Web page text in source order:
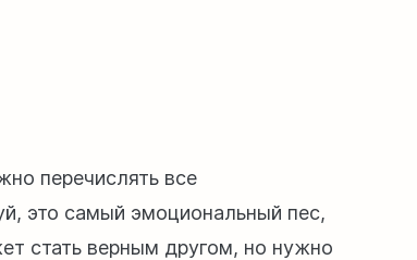
перечислять все
это самый эмоциональный пес,
стать верным другом, но нужно